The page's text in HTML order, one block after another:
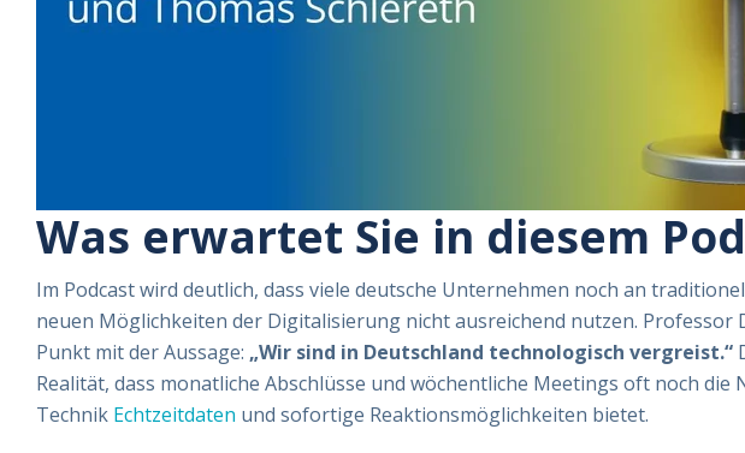
Was erwartet Sie in diesem
Im Podcast wird deutlich, dass viele deutsche Unternehmen noch an
neuen Möglichkeiten der Digitalisierung nicht ausreichend nutzen. Professor
Punkt mit der Aussage: „Wir sind in Deutschland technologisch vergreist.“
Realität, dass monatliche Abschlüsse und wöchentliche Meetings oft noch die
Technik Echtzeitdaten und sofortige Reaktionsmöglichkeiten bietet.